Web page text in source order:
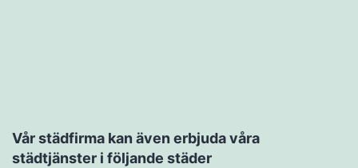
Vår städfirma kan även erbjuda våra
städtjänster i följande städer